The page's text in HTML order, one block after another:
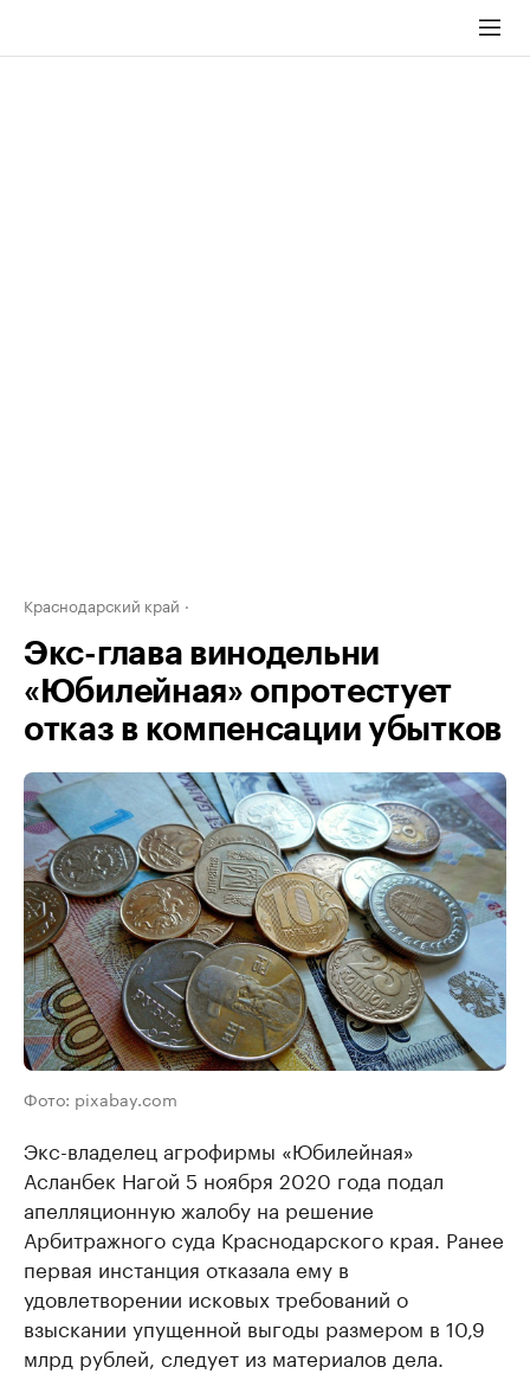
Краснодарский край
Экс-глава винодельни
«Юбилейная» опротестует
отказ в компенсации убытков
Фото: pixabay.com
Экс-владелец агрофирмы «Юбилейная»
Асланбек Нагой 5 ноября 2020 года подал
апелляционную жалобу на решение
Арбитражного суда Краснодарского края. Ранее
первая инстанция отказала ему в
удовлетворении исковых требований о
взыскании упущенной выгоды размером в 10,9
млрд рублей, следует из материалов дела.